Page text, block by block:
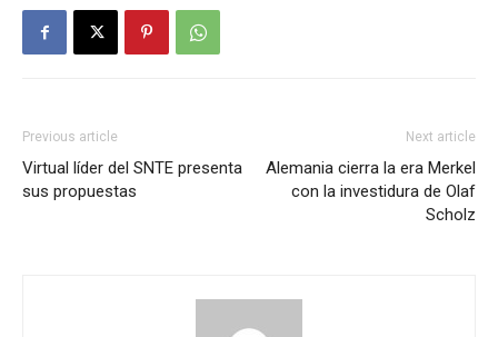
Previous article
Virtual líder del SNTE presenta
sus propuestas
Next article
Alemania cierra la era Merkel
con la investidura de Olaf
Scholz